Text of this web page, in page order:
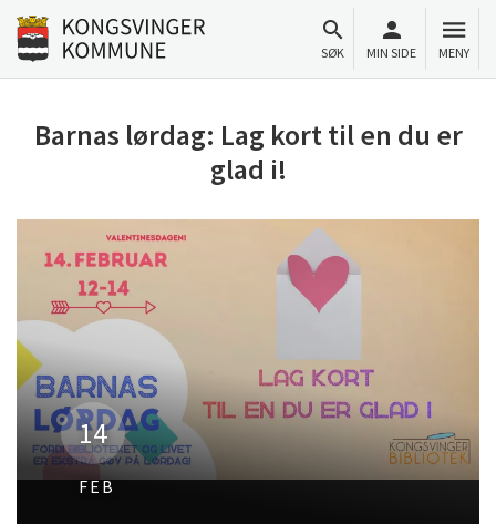
Til innhold
Gå til forsiden
SØK MIN SIDE MENY
Barnas lørdag: Lag kort til en du er
glad i!
Arrangementsbilde for: Barnas lørdag, lag
14
FEB